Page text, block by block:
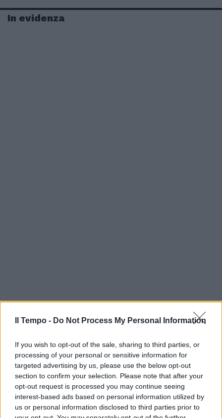
Il Tempo - Do Not Process My Personal Information
If you wish to opt-out of the sale, sharing to third parties, or
processing of your personal or sensitive information for
targeted advertising by us, please use the below opt-out
section to confirm your selection. Please note that after your
opt-out request is processed you may continue seeing
interest-based ads based on personal information utilized by
us or personal information disclosed to third parties prior to
In evidenza